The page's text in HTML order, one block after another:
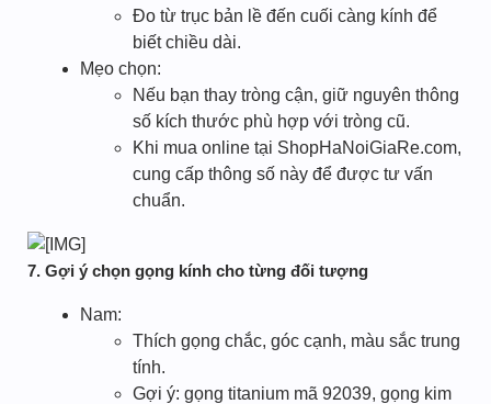
Đo từ trục bản lề đến cuối càng kính để
biết chiều dài.
Mẹo chọn:
Nếu bạn thay tròng cận, giữ nguyên thông
số kích thước phù hợp với tròng cũ.
Khi mua online tại ShopHaNoiGiaRe.com,
cung cấp thông số này để được tư vấn
chuẩn.
7. Gợi ý chọn gọng kính cho từng đối tượng
Nam:
Thích gọng chắc, góc cạnh, màu sắc trung
tính.
Gợi ý: gọng titanium mã 92039, gọng kim